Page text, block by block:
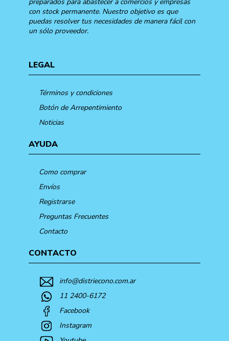
con stock permanente. Nuestro objetivo es que
puedas resolver tus necesidades de manera fácil con
un sólo proveedor.
LEGAL
Términos y condiciones
Botón de Arrepentimiento
Noticias
AYUDA
Como comprar
Envíos
Registrarse
Preguntas Frecuentes
Contacto
CONTACTO
info@distriecono.com.ar
11 2400-6172
Facebook
Instagram